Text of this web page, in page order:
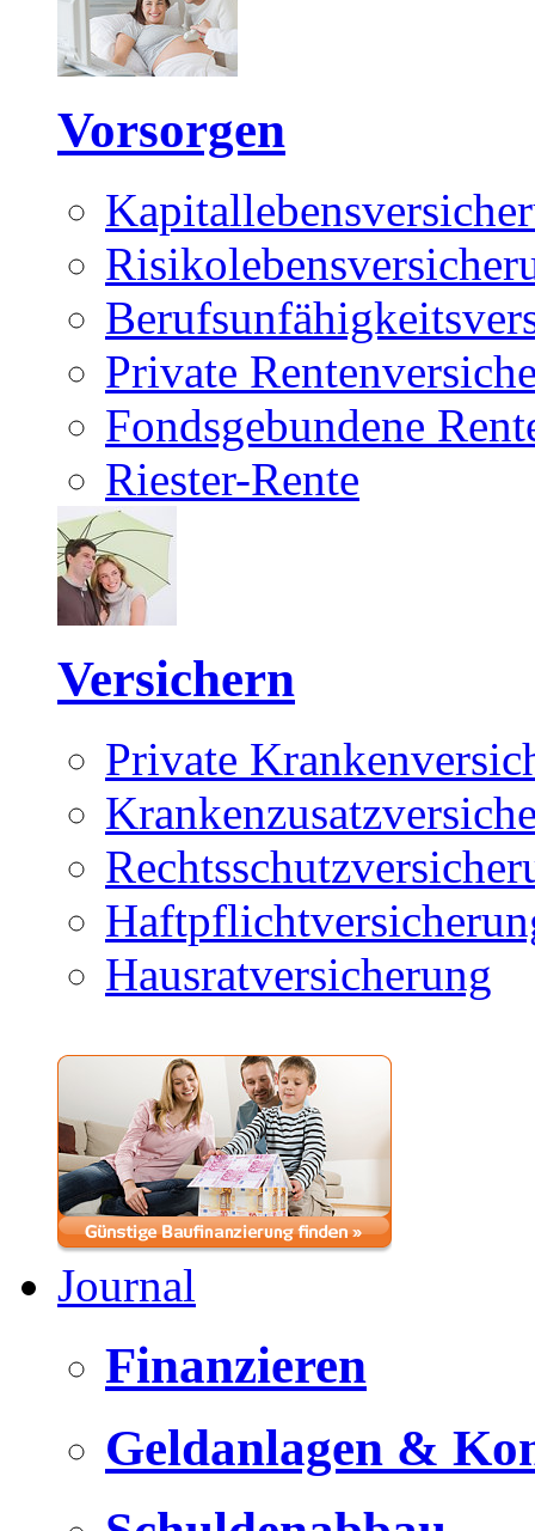
Vorsorgen
Private
Fondsgebundene
Riester-Rente
Versichern
Private
Hausratversicherung
Journal
Finanzieren
Geldanlagen &